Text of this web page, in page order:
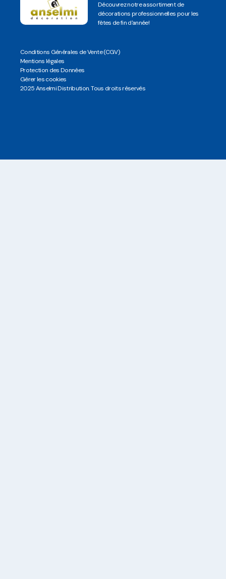
Découvrez notre assortiment de
décorations professionnelles pour les
fêtes de fin d'année!
Conditions Générales de Vente (CGV)
Mentions légales
Protection des Données
Gérer les cookies
2025 Anselmi Distribution. Tous droits réservés